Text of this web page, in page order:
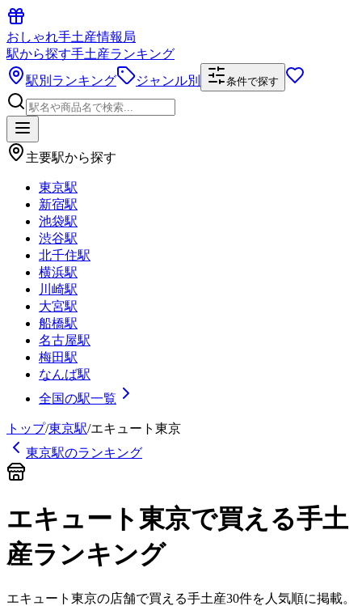
おしゃれ手土産情報局
駅から探す手土産ランキング
駅別ランキング
ジャンル別 条件で探す
主要駅から探す
東京駅
新宿駅
池袋駅
渋谷駅
北千住駅
横浜駅
川崎駅
大宮駅
船橋駅
名古屋駅
梅田駅
なんば駅
全国の駅一覧
トップ/東京駅/エキュート東京
東京駅のランキング
エキュート東京で買える手土
産ランキング
エキュート東京の店舗で買える手土産30件を人気順に掲載。